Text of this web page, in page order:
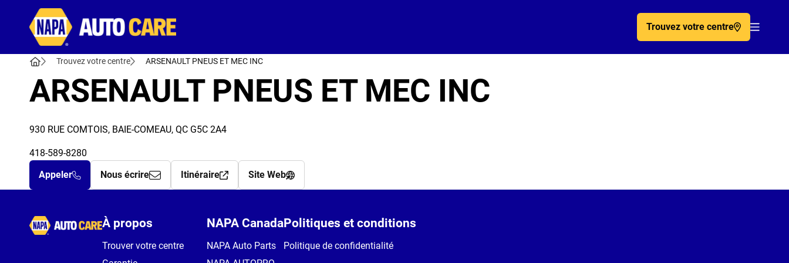
Trouvez votre centre
Trouvez votre centre ARSENAULT PNEUS ET MEC INC
ARSENAULT PNEUS ET MEC INC
930 RUE COMTOIS, BAIE-COMEAU, QC G5C 2A4
418-589-8280
Appeler
Nous écrire Itinéraire Site Web
Autocare
À propos
Trouver votre centre
NAPA Canada
NAPA Auto Parts
Politiques et conditions
Politique de confidentialité